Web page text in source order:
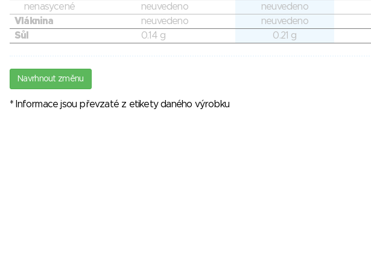
nenasycené
neuvedeno
neuvedeno
Vláknina
neuvedeno
neuvedeno
Sůl
0.14 g 0.21 g
Navrhnout změnu
* Informace jsou převzaté z etikety daného výrobku